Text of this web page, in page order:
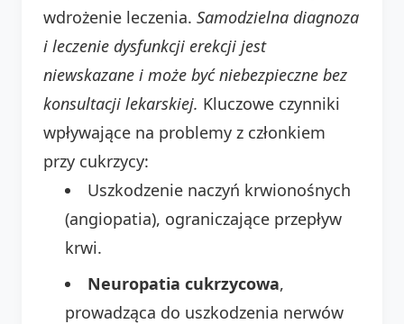
wdrożenie leczenia. Samodzielna diagnoza
i leczenie dysfunkcji erekcji jest
niewskazane i może być niebezpieczne bez
konsultacji lekarskiej. Kluczowe czynniki
wpływające na problemy z członkiem
przy cukrzycy:
Uszkodzenie naczyń krwionośnych
(angiopatia), ograniczające przepływ
krwi.
Neuropatia cukrzycowa,
prowadząca do uszkodzenia nerwów